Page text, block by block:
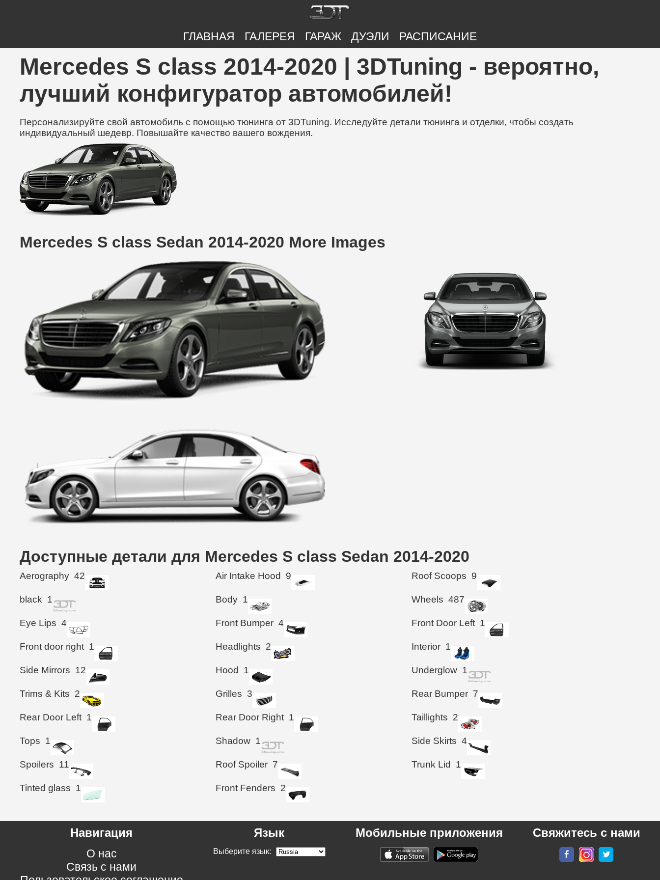
ГЛАВНАЯ ГАЛЕРЕЯ ГАРАЖ ДУЭЛИ РАСПИСАНИЕ
Mercedes S class 2014-2020 | 3DTuning - вероятно,
лучший конфигуратор автомобилей!
Персонализируйте свой автомобиль с помощью тюнинга от 3DTuning. Исследуйте детали тюнинга и отделки, чтобы создать
индивидуальный шедевр. Повышайте качество вашего вождения.
Mercedes S class Sedan 2014-2020 More Images
Доступные детали для Mercedes S class Sedan 2014-2020
Aerography 42 Air Intake Hood 9 Roof Scoops 9
black 1 Body 1 Wheels 487
Eye Lips 4 Front Bumper 4 Front Door Left 1
Front door right 1 Headlights 2 Interior 1
Side Mirrors 12 Hood 1 Underglow 1
Trims & Kits 2 Grilles 3 Rear Bumper 7
Rear Door Left 1 Rear Door Right 1 Taillights 2
Tops 1 Shadow 1 Side Skirts 4
Spoilers 11 Roof Spoiler 7 Trunk Lid 1
Tinted glass 1 Front Fenders 2
Навигация
О нас
Связь с нами
Язык
Выберите язык:
Мобильные приложения Свяжитесь с нами